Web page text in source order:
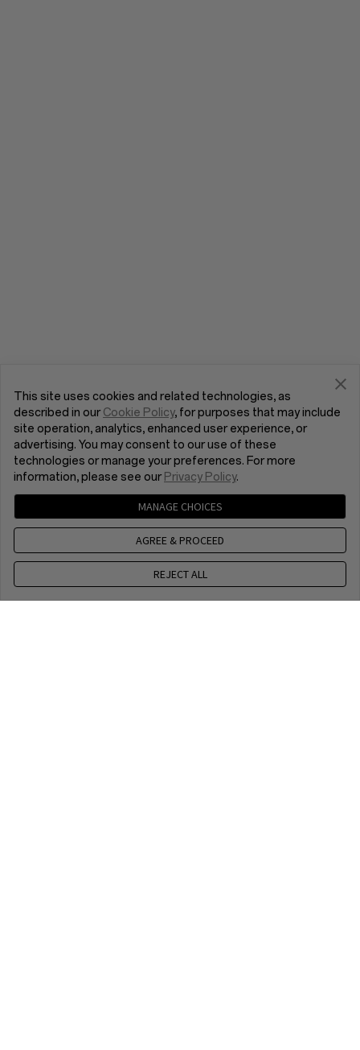
This site uses cookies and related technologies, as
described in ourCookie Policy, for purposes that may include
site operation, analytics, enhanced user experience, or
advertising. You may consent to our use of these
technologies or manage your preferences. For more
information, please see our Privacy Policy.
MANAGE CHOICES
AGREE & PROCEED
REJECT ALL